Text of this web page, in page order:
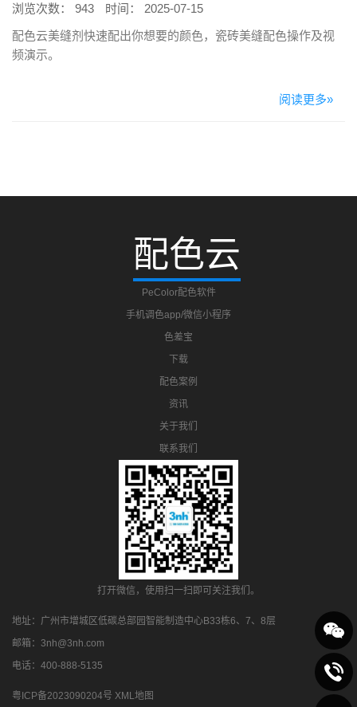
浏览次数： 943
时间： 2025-07-15
配色云美缝剂快速配出你想要的颜色，瓷砖美缝配色操作及视
频演示。
阅读更多»
配色云
PeColor配色软件
手机调色app/微信小程序
色差宝
下载
配色案例
资讯
关于我们
联系我们
打开微信，使用扫一扫即可关注我们。
地址：广州市增城区低碳总部园智能制造中心B33栋6、7、8层
邮箱：3nh@3nh.com
电话：400-888-5135
粤ICP备2023090204号 XML地图